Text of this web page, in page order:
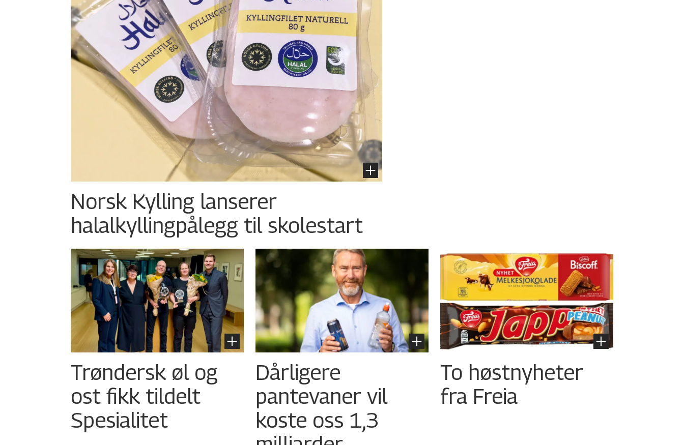
Norsk Kylling lanserer
halalkylling­pålegg til skolestart
Trøndersk øl og
ost fikk tildelt
Spesialitet
Dårligere
pantevaner vil
koste oss 1,3
To høstnyheter
fra Freia